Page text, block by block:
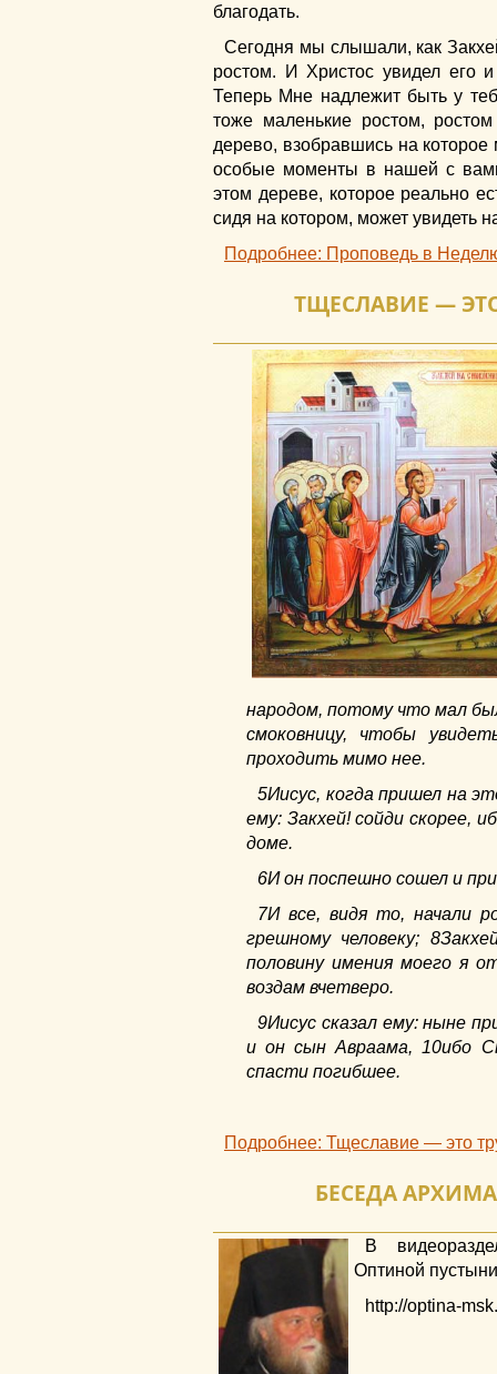
благодать.
Сегодня мы слышали, как
ростом. И Христос увидел его
Теперь Мне надлежит быть у
тоже маленькие ростом,
дерево, взобравшись на
особые моменты в нашей с
этом дереве, которое реально
сидя на котором, может увидеть
Подробнее: Проповедь в
ТЩЕСЛАВИЕ —
народом, потому что мал
смоковницу, чтобы
проходить мимо нее.
5Иисус, когда пришел на
ему: Закхей! сойди скорее,
доме.
6И он поспешно сошел и
7И все, видя то, начали
грешному человеку;
половину имения моего я
воздам вчетверо.
9Иисус сказал ему: ныне
и он сын Авраама, 10ибо
спасти погибшее.
Подробнее: Тщеславие — это
БЕСЕДА
В
Оптиной
http://optina-